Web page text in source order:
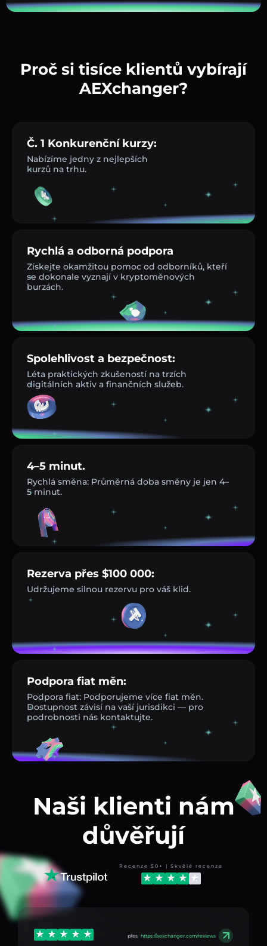
Proč si tisíce klientů vybírají
AEXchanger?
Č. 1 Konkurenční kurzy:
Nabízíme jedny z nejlepších
kurzů na trhu.
Rychlá a odborná podpora
Získejte okamžitou pomoc od odborníků, kteří
se dokonale vyznají v kryptoměnových
burzách.
Spolehlivost a bezpečnost:
Léta praktických zkušeností na trzích
digitálních aktiv a finančních služeb.
4–5 minut.
Rychlá směna: Průměrná doba směny je jen 4–
5 minut.
Rezerva přes $100 000:
Udržujeme silnou rezervu pro váš klid.
Podpora fiat měn:
Podpora fiat: Podporujeme více fiat měn.
Dostupnost závisí na vaší jurisdikci — pro
podrobnosti nás kontaktujte.
Naši klienti nám
důvěřují
Recenze 50+ | Skvělé recenze
přes https://aexchanger.com/reviews